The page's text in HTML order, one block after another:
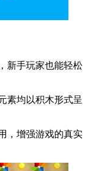
新手玩家也能轻松
素均以积木形式呈
，增强游戏的真实